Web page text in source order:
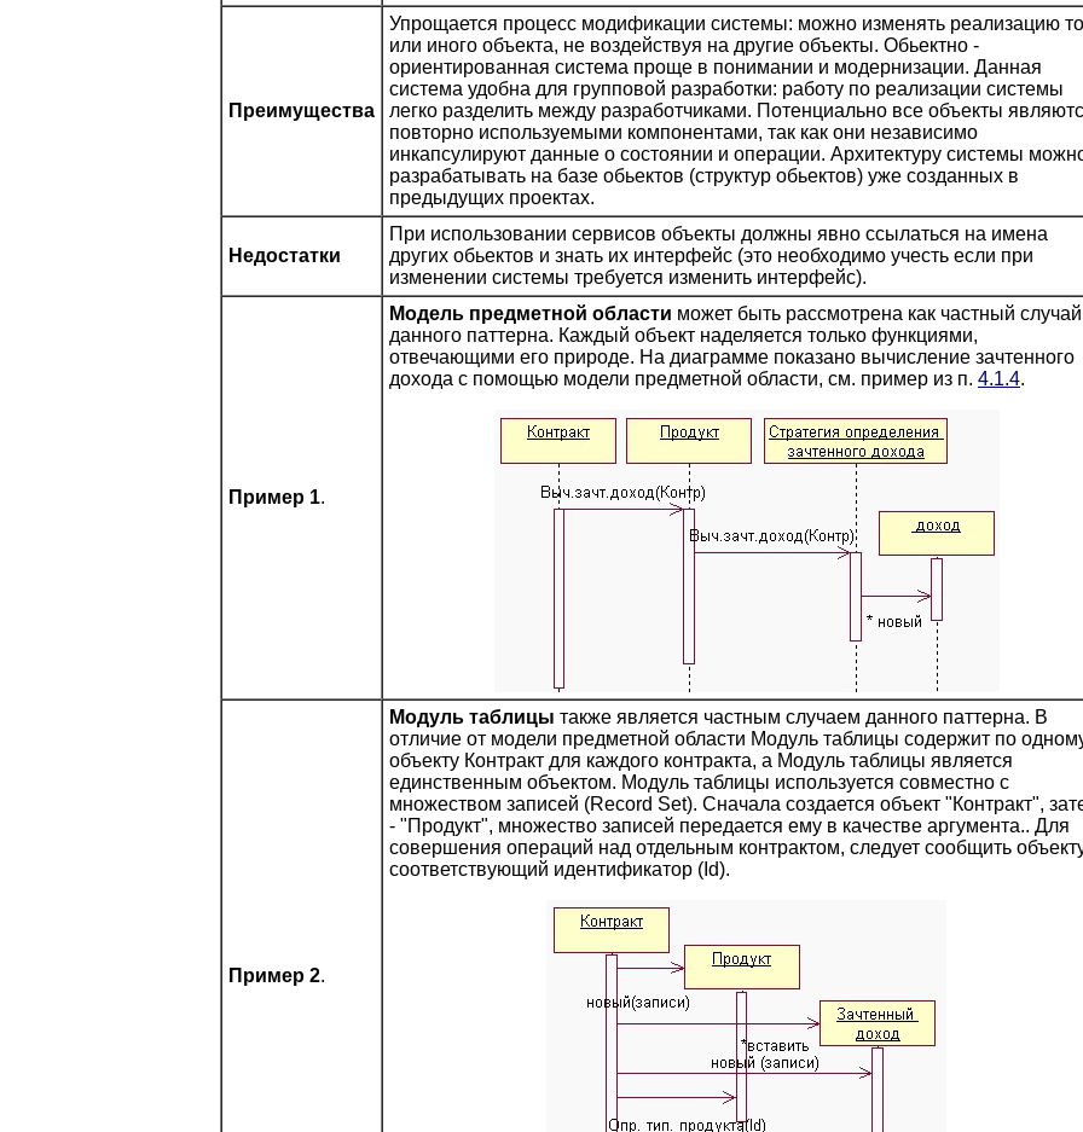
Преимущества
Упрощается процесс модификации системы: можно изменять реализацию
или иного объекта, не воздействуя на другие объекты. Обьектно -
ориентированная система проще в понимании и модернизации. Данная
система удобна для групповой разработки: работу по реализации системы
легко разделить между разработчиками. Потенциально все объекты
повторно используемыми компонентами, так как они независимо
инкапсулируют данные о состоянии и операции. Архитектуру системы
разрабатывать на базе обьектов (структур обьектов) уже созданных в
предыдущих проектах.
Недостатки
При использовании сервисов объекты должны явно ссылаться на имена
других обьектов и знать их интерфейс (это необходимо учесть если при
изменении системы требуется изменить интерфейс).
Пример 1.
Модель предметной области может быть рассмотрена как частный случай
данного паттерна. Каждый объект наделяется только функциями,
отвечающими его природе. На диаграмме показано вычисление зачтенного
дохода с помощью модели предметной области, см. пример из п. 4.1.4.
Пример 2.
Модуль таблицы также является частным случаем данного паттерна. В
отличие от модели предметной области Модуль таблицы содержит по
объекту Контракт для каждого контракта, а Модуль таблицы является
единственным объектом. Модуль таблицы используется совместно с
множеством записей (Record Set). Сначала создается объект "Контракт",
- "Продукт", множество записей передается ему в качестве аргумента.. Для
совершения операций над отдельным контрактом, следует сообщить
соответствующий идентификатор (Id).